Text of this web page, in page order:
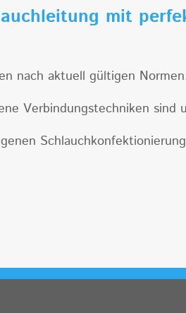
mit
nach aktuell gültigen
Verbindungstechniken sind